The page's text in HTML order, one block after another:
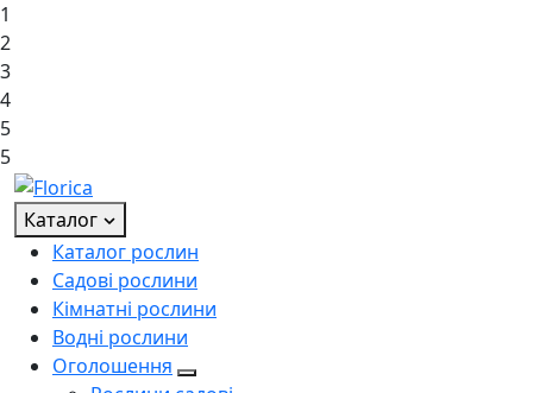
1
2
3
4
5
5
Каталог
Каталог рослин
Садові рослини
Кімнатні рослини
Водні рослини
Оголошення